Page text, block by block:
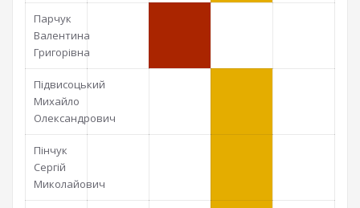
Парчук
Валентина
Григорівна
Підвисоцький
Михайло
Олександрович
Пінчук
Сергій
Миколайович